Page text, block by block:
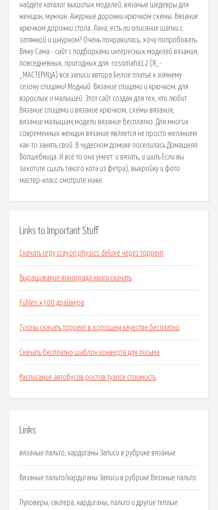
найдете каталог вышитых моделей, вязаные шедевры для
женщин, мужчин. Ажурные дорожки крючком схемы. Вязание
крючком дорожки стола. Лана, есть ли описание шапки с
затяжкой и шнурком? Очень понравилась, хочу попробовать.
Вяжу Сама - сайт с подборками интересных моделей вязания,
повседневных, пригодных для. rosomaha12 (Я_-
_МАСТЕРИЦА) все записи автора Белое платье к зимнему
сезону спицами! Модный. Вязание спицами и крючком, для
взрослых и малышей. Этот сайт создан для тех, кто любит.
Вязание спицами и вязание крючком, схемы вязания,
вязание малышам,модели вязание бесплатно. Для многих
современных женщин вязание является не просто желанием
как-то занять свой. В чудесном домике поселилась Домашняя
Волшебница. И всё то она умеет: и вязать, и шить Если вы
захотите сшить такого кота из фетра), выкройку и фото
мастер-класс смотрите ниже.
Links to Important Stuff
Скачать игру crayon physics deluxe через торрент
Выращивание винограда книги скачать
Fuhlen x300 драйвера
Тропы скачать торрент в хорошем качестве бесплатно
Скачать бесплатно шаблон конверта для письма
Расписание автобусов ростов туапсе стоимость
Links
вязаные пальто, кардиганы Записи в рубрике вязаные.
Вязаные пальто/кардиганы Записи в рубрике Вязаные пальто.
Пуловеры, свитера, кардиганы, пальто и другие теплые.